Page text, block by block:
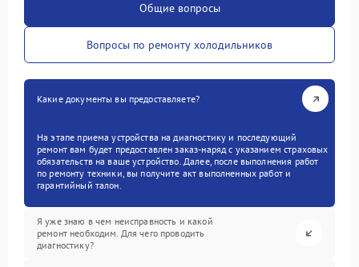
Общие вопросы
Вопросы по ремонту холодильников
Какие документы вы предоставляете?
На этапе приема устройства на диагностику и последующий
ремонт вам будет предоставлен заказ-наряд с указанием страховых
обязательств на ваше устройство. Далее, после выполнения работ
по ремонту техники, вы получите акт выполненных работ и
гарантийный талон.
Я уже знаю в чем неисправность и какой
ремонт необходим. Для чего проводить
диагностику?